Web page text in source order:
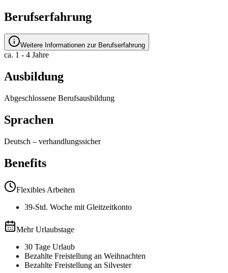
Berufserfahrung
Weitere Informationen zur Berufserfahrung
ca. 1 - 4 Jahre
Ausbildung
Abgeschlossene Berufsausbildung
Sprachen
Deutsch – verhandlungssicher
Benefits
Flexibles Arbeiten
39-Std. Woche mit Gleitzeitkonto
Mehr Urlaubstage
30 Tage Urlaub
Bezahlte Freistellung an Weihnachten
Bezahlte Freistellung an Silvester